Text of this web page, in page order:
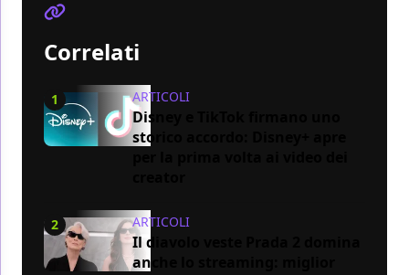
Correlati
1 ARTICOLI
Disney e TikTok firmano uno
storico accordo: Disney+ apre
2 ARTICOLI
Il diavolo veste Prada 2 domina
anche lo streaming: miglior